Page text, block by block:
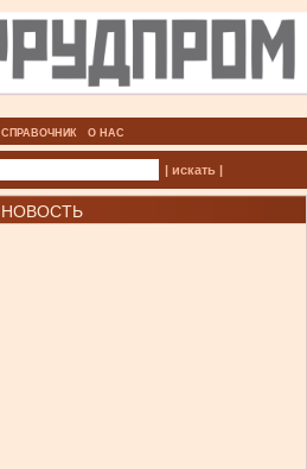
СПРАВОЧНИК О НАС
| искать |
НОВОСТЬ